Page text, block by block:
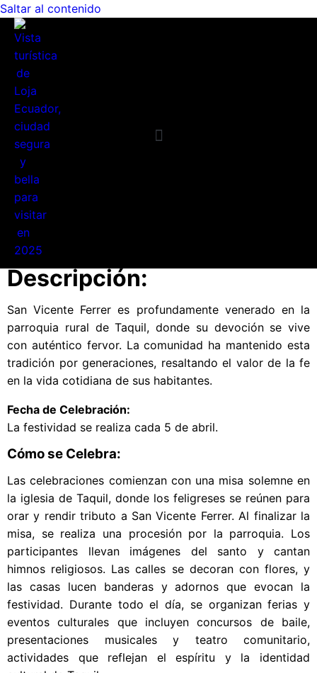
Saltar al contenido
Descripción:
San Vicente Ferrer es profundamente venerado en la
parroquia rural de Taquil, donde su devoción se vive
con auténtico fervor. La comunidad ha mantenido esta
tradición por generaciones, resaltando el valor de la fe
en la vida cotidiana de sus habitantes.
Fecha de Celebración:
La festividad se realiza cada 5 de abril.
Cómo se Celebra:
Las celebraciones comienzan con una misa solemne en
la iglesia de Taquil, donde los feligreses se reúnen para
orar y rendir tributo a San Vicente Ferrer. Al finalizar la
misa, se realiza una procesión por la parroquia. Los
participantes llevan imágenes del santo y cantan
himnos religiosos. Las calles se decoran con flores, y
las casas lucen banderas y adornos que evocan la
festividad. Durante todo el día, se organizan ferias y
eventos culturales que incluyen concursos de baile,
presentaciones musicales y teatro comunitario,
actividades que reflejan el espíritu y la identidad